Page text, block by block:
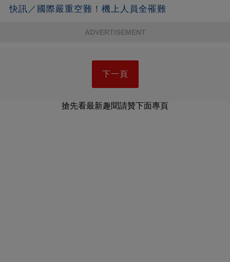
快訊／國際嚴重空難！機上人員全罹難
ADVERTISEMENT
下一頁
搶先看最新趣聞請贊下面專頁